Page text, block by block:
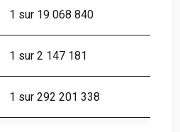
1 sur 19 068 840
1 sur 2 147 181
1 sur 292 201 338